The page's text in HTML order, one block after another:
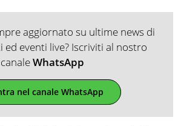
aggiornato su ultime news di
eventi live? Iscriviti al nostro
canaleWhatsApp
nel canale WhatsApp